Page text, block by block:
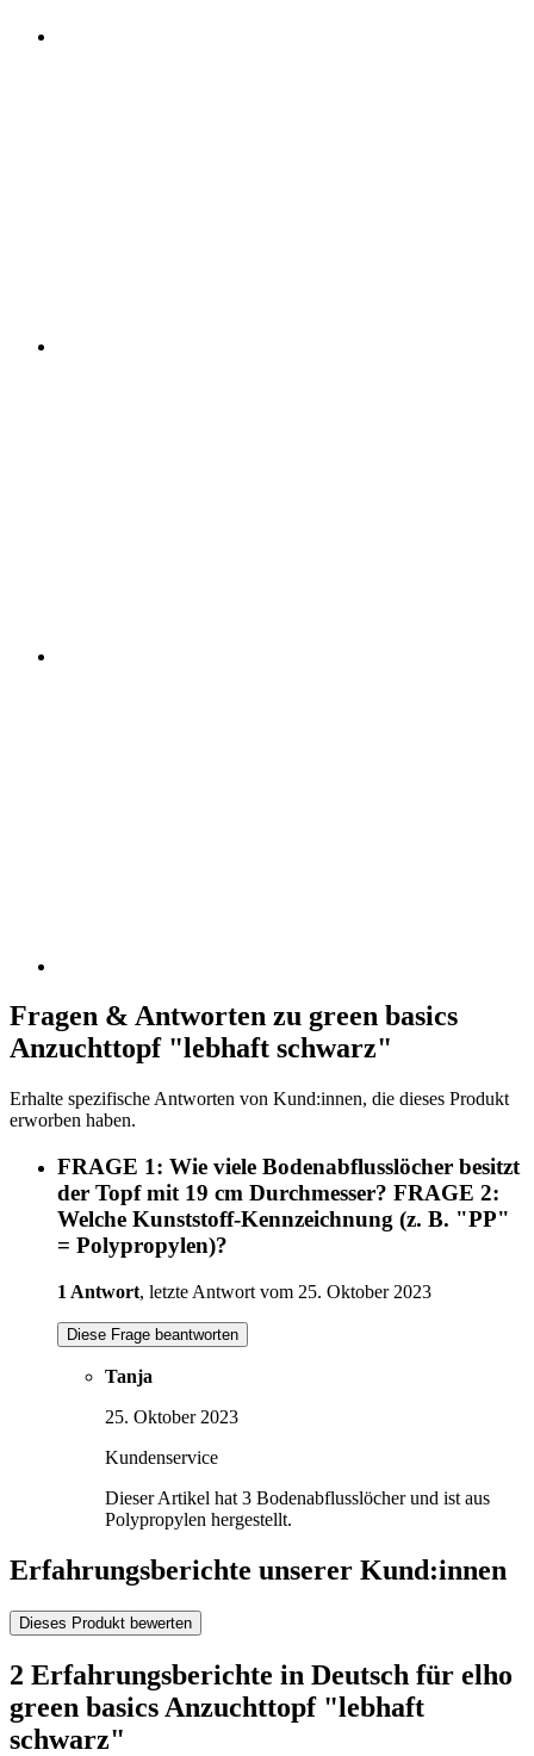
Fragen & Antworten zu green basics
Anzuchttopf "lebhaft schwarz"
Erhalte spezifische Antworten von Kund:innen, die dieses Produkt
erworben haben.
FRAGE 1: Wie viele Bodenabflusslöcher besitzt
der Topf mit 19 cm Durchmesser? FRAGE 2:
Welche Kunststoff-Kennzeichnung (z. B. "PP"
= Polypropylen)?
1 Antwort, letzte Antwort vom 25. Oktober 2023
Diese Frage beantworten
Tanja
25. Oktober 2023
Kundenservice
Dieser Artikel hat 3 Bodenabflusslöcher und ist aus
Polypropylen hergestellt.
Erfahrungsberichte unserer Kund:innen
Dieses Produkt bewerten
2 Erfahrungsberichte in Deutsch für elho
green basics Anzuchttopf "lebhaft
schwarz"